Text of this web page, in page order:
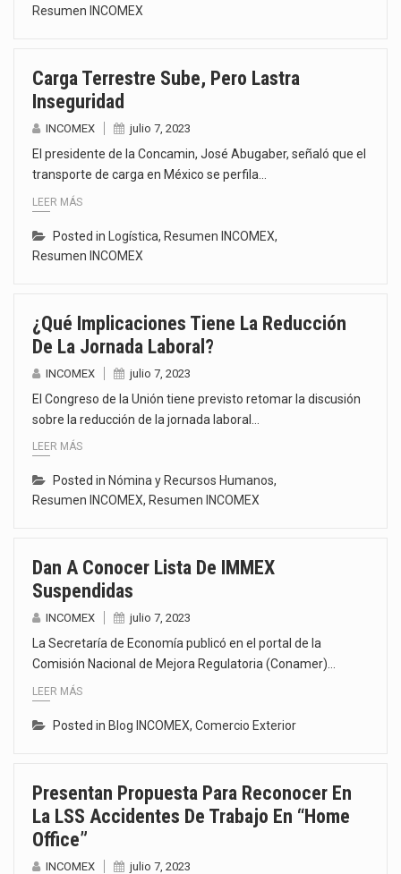
Resumen INCOMEX
Carga Terrestre Sube, Pero Lastra
Inseguridad
INCOMEX julio 7, 2023
El presidente de la Concamin, José Abugaber, señaló que el
transporte de carga en México se perfila…
LEER MÁS
Posted in Logística, Resumen INCOMEX,
Resumen INCOMEX
¿Qué Implicaciones Tiene La Reducción
De La Jornada Laboral?
INCOMEX julio 7, 2023
El Congreso de la Unión tiene previsto retomar la discusión
sobre la reducción de la jornada laboral…
LEER MÁS
Posted in Nómina y Recursos Humanos,
Resumen INCOMEX, Resumen INCOMEX
Dan A Conocer Lista De IMMEX
Suspendidas
INCOMEX julio 7, 2023
La Secretaría de Economía publicó en el portal de la
Comisión Nacional de Mejora Regulatoria (Conamer)…
LEER MÁS
Posted in Blog INCOMEX, Comercio Exterior
Presentan Propuesta Para Reconocer En
La LSS Accidentes De Trabajo En “home
Office”
INCOMEX julio 7, 2023